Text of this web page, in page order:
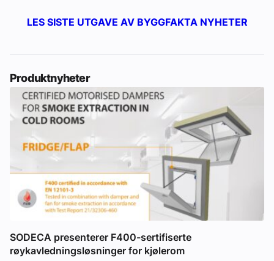
LES SISTE UTGAVE AV BYGGFAKTA NYHETER
Produktnyheter
SODECA presenterer F400-sertifiserte
røykavledningsløsninger for kjølerom